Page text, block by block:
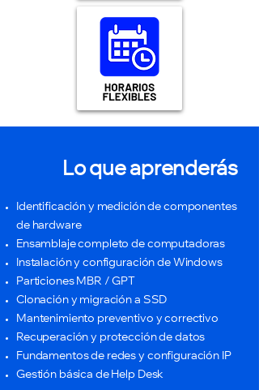
Lo que aprenderás
Identificación y medición de componentes
de hardware
Ensamblaje completo de computadoras
Instalación y configuración de Windows
Particiones MBR / GPT
Clonación y migración a SSD
Mantenimiento preventivo y correctivo
Recuperación y protección de datos
Fundamentos de redes y configuración IP
Gestión básica de Help Desk